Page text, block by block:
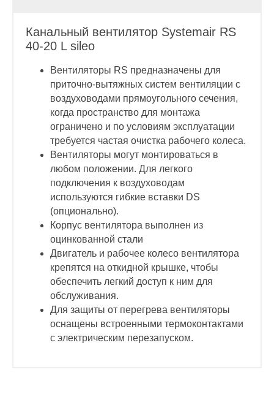
Канальный вентилятор Systemair RS
40-20 L sileo
Вентиляторы RS предназначены для
приточно-вытяжных систем вентиляции с
воздуховодами прямоугольного сечения,
когда пространство для монтажа
ограничено и по условиям эксплуатации
требуется частая очистка рабочего колеса.
Вентиляторы могут монтироваться в
любом положении. Для легкого
подключения к воздуховодам
используются гибкие вставки DS
(опционально).
Корпус вентилятора выполнен из
оцинкованной стали
Двигатель и рабочее колесо вентилятора
крепятся на откидной крышке, чтобы
обеспечить легкий доступ к ним для
обслуживания.
Для защиты от перегрева вентиляторы
оснащены встроенными термоконтактами
с электрическим перезапуском.